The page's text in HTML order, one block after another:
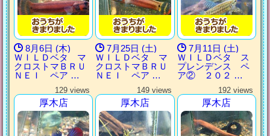
8月6日 (木)
ＷＩＬＤベタ マ
クロストマＢＲＵ
ＮＥＩ ペア …
7月25日 (土)
ＷＩＬＤベタ マ
クロストマＢＲＵ
ＮＥＩ ペア …
7月11日 (土)
ＷＩＬＤベタ ス
プレンデンス ペ
ア② ２０２ …
129 views
厚木店
149 views
厚木店
192 views
厚木店